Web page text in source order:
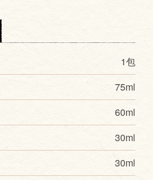
1包
75ml
60ml
30ml
30ml